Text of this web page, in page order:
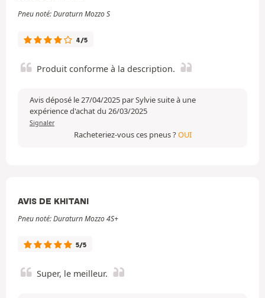
Pneu noté: Duraturn Mozzo S
4/5
Produit conforme à la description.
Avis déposé le 27/04/2025 par Sylvie suite à une
expérience d'achat du 26/03/2025
Signaler
Racheteriez-vous ces pneus ?OUI
AVIS DE KHITANI
Pneu noté: Duraturn Mozzo 4S+
5/5
Super, le meilleur.